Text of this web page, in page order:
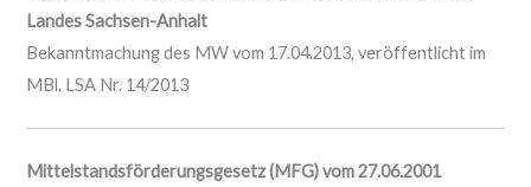
Landes Sachsen-Anhalt
Bekanntmachung des MW vom 17.04.2013, veröffentlicht im
MBl. LSA Nr. 14/2013
Mittelstandsförderungsgesetz (MFG) vom 27.06.2001